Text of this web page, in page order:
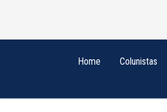
Home Colunistas